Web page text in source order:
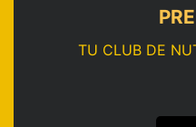
TU CLUB DE